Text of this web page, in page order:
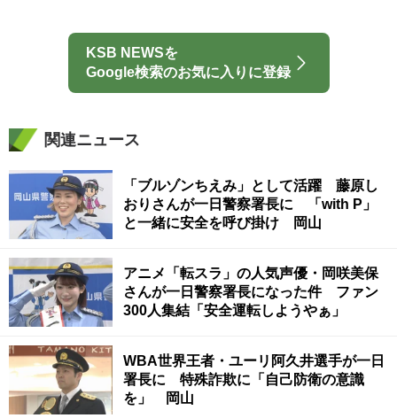
KSB NEWSを
Google検索のお気に入りに登録
関連ニュース
「ブルゾンちえみ」として活躍 藤原し
おりさんが一日警察署長に 「with P」
と一緒に安全を呼び掛け 岡山
アニメ「転スラ」の人気声優・岡咲美保
さんが一日警察署長になった件 ファン
300人集結「安全運転しようやぁ」
WBA世界王者・ユーリ阿久井選手が一日
署長に 特殊詐欺に「自己防衛の意識
を」 岡山